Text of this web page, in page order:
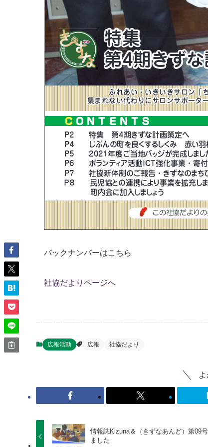
バックナンバーはこちら
社協だよりページへ
広報活動 広報 社協だより
情報誌Kizuna＆（きずなあんど）第09
ました